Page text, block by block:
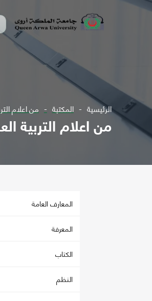
الرئيسية المكتبة من اعلام
من اعلام التربية
المعارف العامة
المعرفة
الكتاب
النظم